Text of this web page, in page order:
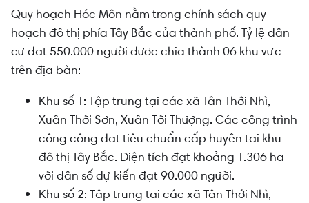
Quy hoạch Hóc Môn nằm trong chính sách quy
hoạch đô thị phía Tây Bắc của thành phố. Tỷ lệ dân
cư đạt 550.000 người được chia thành 06 khu vực
trên địa bàn:
Khu số 1: Tập trung tại các xã Tân Thới Nhì,
Xuân Thới Sơn, Xuân Tới Thượng. Các công trình
công cộng đạt tiêu chuẩn cấp huyện tại khu
đô thị Tây Bắc. Diện tích đạt khoảng 1.306 ha
với dân số dự kiến đạt 90.000 người.
Khu số 2: Tập trung tại các xã Tân Thới Nhì,